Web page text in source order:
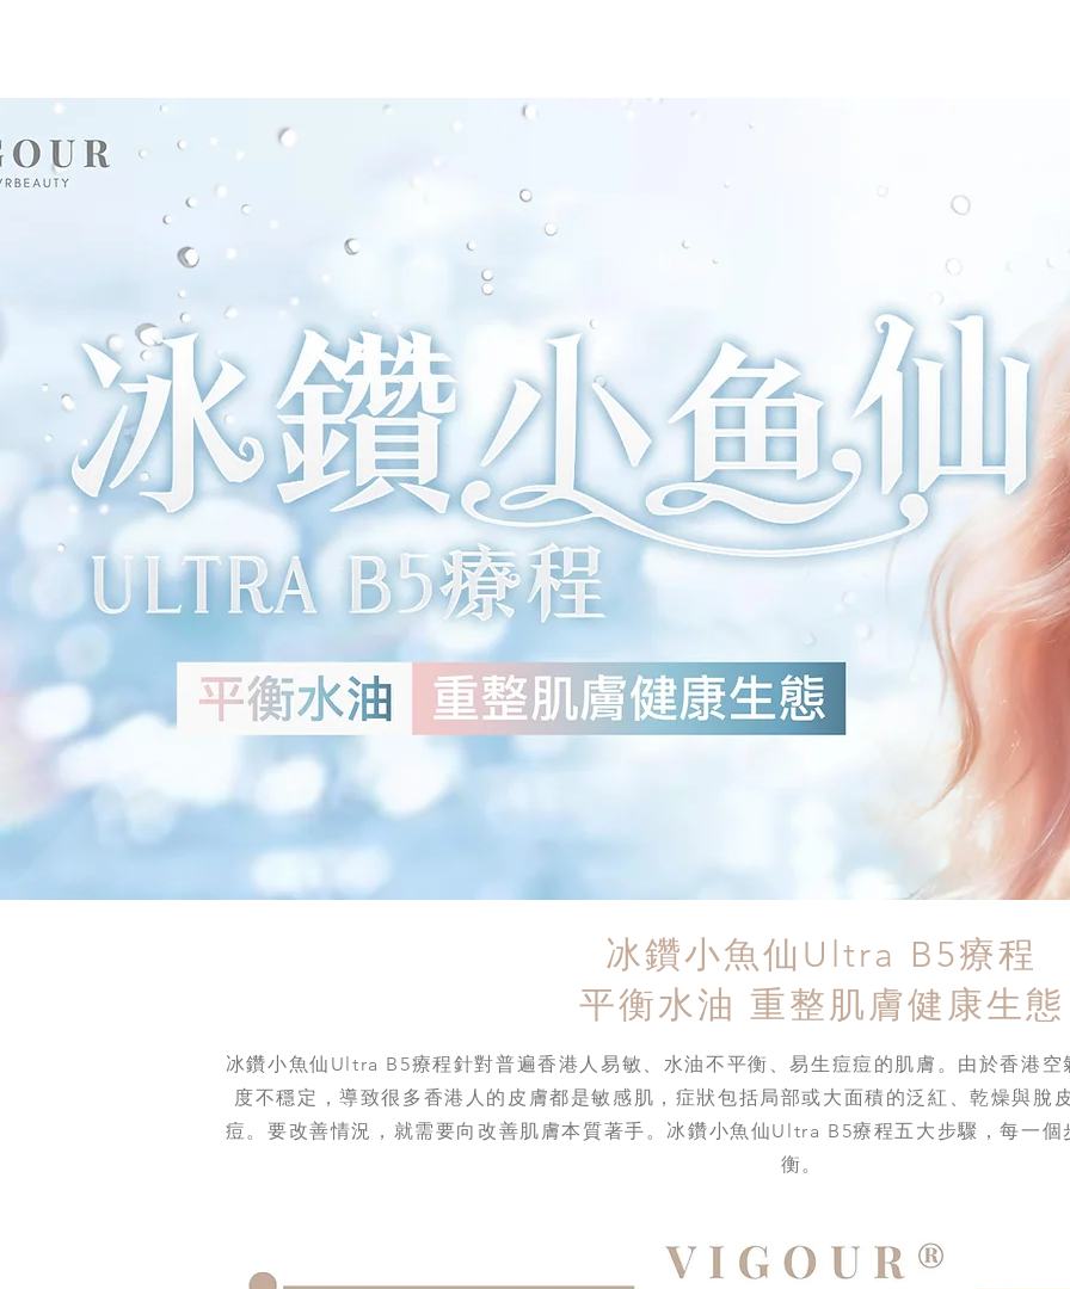
冰鑽小魚仙Ultra B5療程
平衡水油 重整肌膚健康生態
冰鑽小魚仙Ultra B5療程針對普遍香港人易敏、水油不平衡、易生痘痘的肌膚。由於香港
度不穩定，導致很多香港人的皮膚都是敏感肌，症狀包括局部或大面積的泛紅、乾燥與脫
痘。要改善情況，就需要向改善肌膚本質著手。冰鑽小魚仙Ultra B5療程五大步驟，每一
衡。